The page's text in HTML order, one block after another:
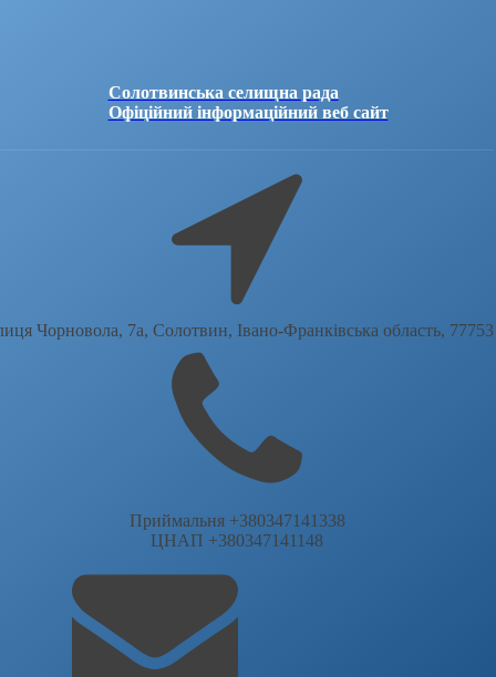
Солотвинська селищна рада
Офіційний інформаційний веб сайт
Чорновола, 7a, Солотвин, Івано-Франківська область, 77753
Приймальня +380347141338
ЦНАП +380347141148